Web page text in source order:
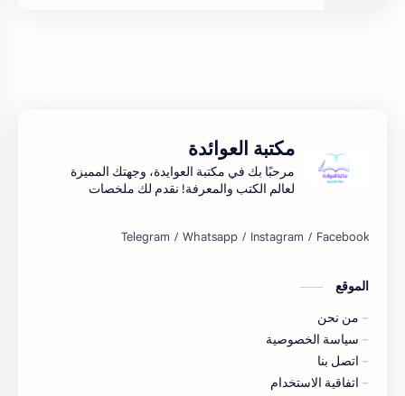
مكتبة العوائدة
مرحبًا بك في مكتبة العوايدة، وجهتك المميزة
لعالم الكتب والمعرفة! نقدم لك ملخصات
الموقع
من نحن
سياسة الخصوصية
اتصل بنا
اتفاقية الاستخدام